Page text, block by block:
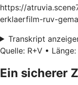
https://
erklaerfilm-ruv-
Transkript
Quelle: R+V •
Ein sicherer